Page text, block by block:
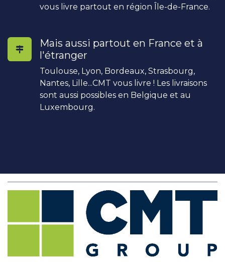
vous livre partout en région Île-de-France.
Mais aussi partout en France et à
l'étranger
Toulouse, Lyon, Bordeaux, Strasbourg,
Nantes, Lille...CMT vous livre ! Les livraisons
sont aussi possibles en Belgique et au
Luxembourg.